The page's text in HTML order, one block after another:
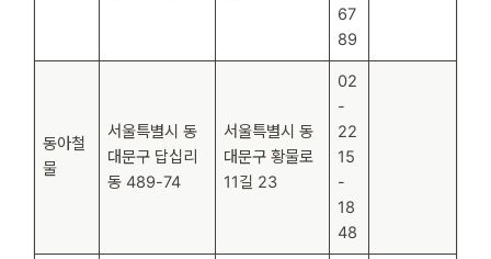
67
89
동아철
물
서울특별시 동
대문구 답십리
동 489-74
서울특별시 동
대문구 황물로
11길 23
02
-
22
15
-
18
48